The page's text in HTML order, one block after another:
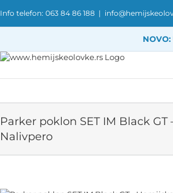
Info telefon: 063 84 86 188 |
NOVO:
Parker poklon SET IM Black
Nalivpero